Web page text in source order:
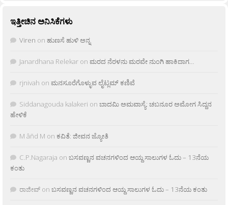
ಇತ್ತೀಚಿನ ಅನಿಸಿಕೆಗಳು
Viren on ಹುಣಸೆ ಹುಳಿ ಅನ್ನ
Janardhana Relekar on ಮರದ ನೆರಳನು ಮರವೇ ನುಂಗಿ ಹಾಕಿದಾಗ…
rjnivah on ಮನಸೂರೆಗೊಳ್ಳುವ ಲೈಟ್ಲಮ್ ಕಣಿವೆ
Siddanagouda kalakeri on ಬಾದಮಿ ಅಮವಾಸ್ಯೆ: ಚಬನೂರ ಅಮೋಗ ಸಿದ್ದನ
ಹೇಳಿಕೆ
M âñd M on ಕವಿತೆ: ಜೀವನ ಜ್ಯೋತಿ
C.P.Nagaraja on ಬಸವಣ್ಣನ ವಚನಗಳಿಂದ ಆಯ್ದ ಸಾಲುಗಳ ಓದು – 13ನೆಯ
ಕಂತು
ರಾಜೀವ್ on ಬಸವಣ್ಣನ ವಚನಗಳಿಂದ ಆಯ್ದ ಸಾಲುಗಳ ಓದು – 13ನೆಯ ಕಂತು